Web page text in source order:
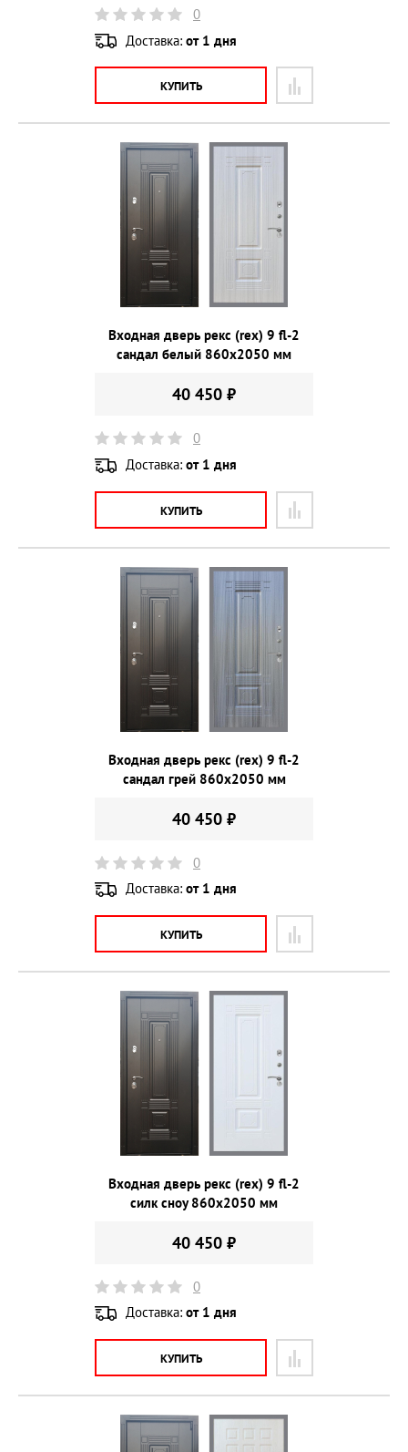
0
Доставка: от 1 дня
КУПИТЬ
Входная дверь рекс (rex) 9 fl-2
сандал белый 860х2050 мм
40 450 ₽
0
Доставка: от 1 дня
КУПИТЬ
Входная дверь рекс (rex) 9 fl-2
сандал грей 860х2050 мм
40 450 ₽
0
Доставка: от 1 дня
КУПИТЬ
Входная дверь рекс (rex) 9 fl-2
силк сноу 860х2050 мм
40 450 ₽
0
Доставка: от 1 дня
КУПИТЬ